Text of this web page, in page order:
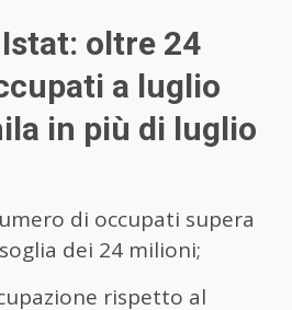
oltre 24
a luglio
in più di luglio
di occupati supera
dei 24 milioni;
rispetto al